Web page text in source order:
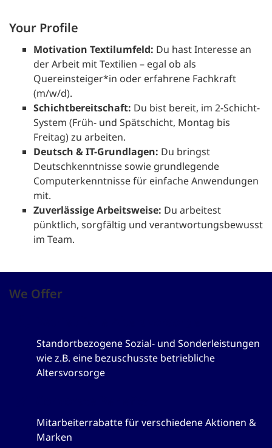
Your Profile
Motivation Textilumfeld: Du hast Interesse an
der Arbeit mit Textilien – egal ob als
Quereinsteiger*in oder erfahrene Fachkraft
(m/w/d).
Schichtbereitschaft: Du bist bereit, im 2-Schicht-
System (Früh- und Spätschicht, Montag bis
Freitag) zu arbeiten.
Deutsch & IT-Grundlagen: Du bringst
Deutschkenntnisse sowie grundlegende
Computerkenntnisse für einfache Anwendungen
mit.
Zuverlässige Arbeitsweise: Du arbeitest
pünktlich, sorgfältig und verantwortungsbewusst
im Team.
We Offer
Standortbezogene Sozial- und Sonderleistungen
wie z.B. eine bezuschusste betriebliche
Altersvorsorge
Mitarbeiterrabatte für verschiedene Aktionen &
Marken